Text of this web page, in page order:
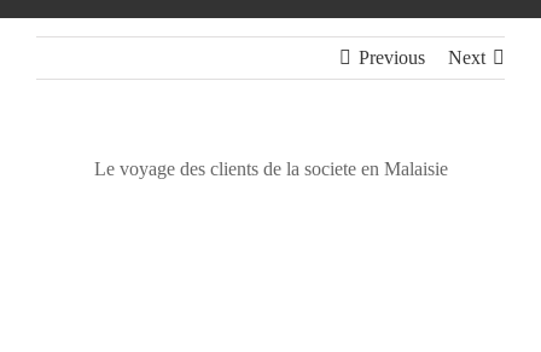
Previous Next
Le voyage des clients de la societe en Malaisie